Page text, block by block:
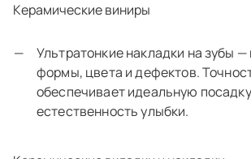
Керамические виниры
Ультратонкие накладки на зубы —
формы, цвета и дефектов.
обеспечивает идеальную
естественность улыбки.